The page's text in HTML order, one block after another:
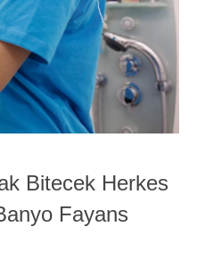
Bitecek Herkes
Fayans